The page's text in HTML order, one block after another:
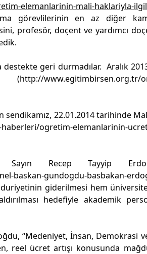
elemanlarinin-mali-haklariyla-
görevlilerinin en az diğer
profesör, doçent ve yardımcı
geri durmadılar. Aralık
(http://www.egitimbirsen.org.tr/
22.01.2014 tarihinde
ogretim-elemanlarinin-
Sayın Recep Tayyip
baskan-gundogdu-basbakan-
giderilmesi hem
hedefiyle akademik
“Medeniyet, İnsan, Demokrasi
reel ücret artışı konusunda